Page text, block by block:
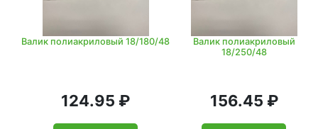
Валик полиакриловый 18/180/48
124.95 ₽
Валик полиакриловый
18/250/48
156.45 ₽